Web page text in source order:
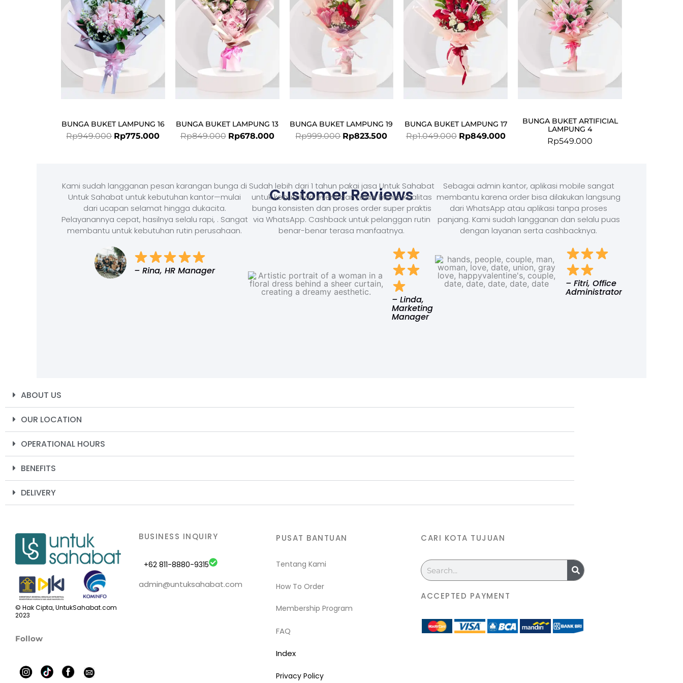
BUNGA BUKET LAMPUNG 16
Rp949.000
Rp949.000.
Rp775.000
Rp775.000.
BUNGA BUKET LAMPUNG 13
Rp849.000
Rp849.000.
Rp678.000
Rp678.000.
BUNGA BUKET LAMPUNG 19
Rp999.000
Rp999.000.
Rp823.500
Rp823.500.
BUNGA BUKET LAMPUNG 17
Rp1.049.000
Rp1.049.000.
Rp849.000
Rp849.000.
BUNGA BUKET ARTIFICIAL
LAMPUNG 4
Rp549.000
Customer Reviews
Kami sudah langganan pesan karangan bunga di
Untuk Sahabat untuk kebutuhan kantor—mulai
dari ucapan selamat hingga dukacita.
Pelayanannya cepat, hasilnya selalu rapi, . Sangat
membantu untuk kebutuhan rutin perusahaan.
– Rina, HR Manager
Sudah lebih dari 1 tahun pakai jasa Untuk Sahabat
untuk kebutuhan event dan relasi bisnis. Kualitas
bunga konsisten dan proses order super praktis
via WhatsApp. Cashback untuk pelanggan rutin
benar-benar terasa manfaatnya.
– Linda,
Marketing
Manager
Sebagai admin kantor, aplikasi mobile sangat
membantu karena order bisa dilakukan langsung
dari WhatsApp atau aplikasi tanpa proses
panjang. Kami sudah langganan dan selalu puas
dengan layanan serta cashbacknya.
– Fitri, Office
Administrator
ABOUT US
OUR LOCATION
OPERATIONAL HOURS
BENEFITS
DELIVERY
© Hak Cipta, UntukSahabat.com
2023
Follow
BUSINESS INQUIRY
+62 811-8880-9315
admin@untuksahabat.com
PUSAT BANTUAN
Tentang Kami
How To Order
Membership Program
FAQ
Index
Privacy Policy
CARI KOTA TUJUAN
Search
ACCEPTED PAYMENT